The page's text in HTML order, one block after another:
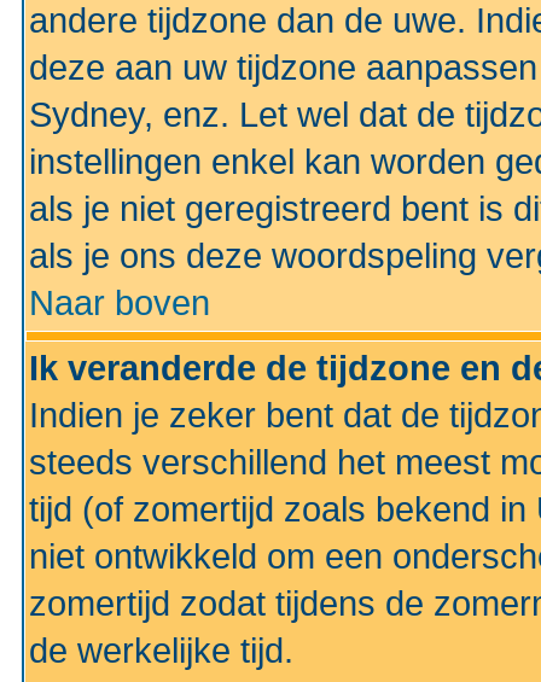
andere tijdzone dan de uwe.
deze aan uw tijdzone
Sydney, enz. Let wel dat de
instellingen enkel kan worden
als je niet geregistreerd bent is
als je ons deze woordspeling
Naar boven
Ik veranderde de tijdzone en
Indien je zeker bent dat de
steeds verschillend het meest
tijd (of zomertijd zoals bekend
niet ontwikkeld om een
zomertijd zodat tijdens de
de werkelijke tijd.